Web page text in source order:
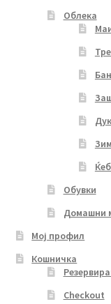
Облека
Обувки
Домашни
Мој профил
Кошничка
Checkout